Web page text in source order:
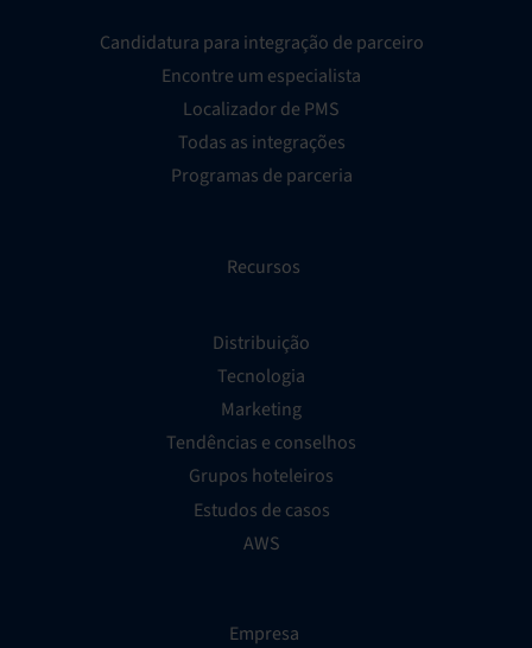
Candidatura para integração de parceiro
Encontre um especialista
Localizador de PMS
Todas as integrações
Programas de parceria
Recursos
Distribuição
Tecnologia
Marketing
Tendências e conselhos
Grupos hoteleiros
Estudos de casos
AWS
Empresa